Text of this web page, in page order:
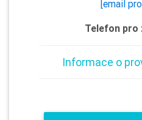
[email
Telefon pro
Informace o